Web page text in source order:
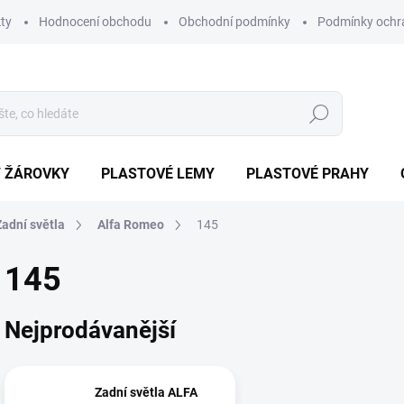
Hodnocení obchodu Obchodní podmínky Podmínky
Hledat
PLASTOVÉ LEMY PLASTOVÉ PRAHY
světla Alfa Romeo 145
145
Nejprodávanější
Zadní světla ALFA